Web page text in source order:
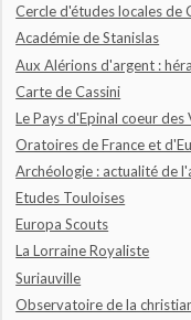
Cercle d'études locales de
Académie de Stanislas
Aux Alérions d'argent :
Carte de Cassini
Le Pays d'Epinal coeur des
Oratoires de France et
Archéologie : actualité de
Etudes Touloises
Europa Scouts
La Lorraine Royaliste
Suriauville
Observatoire de la